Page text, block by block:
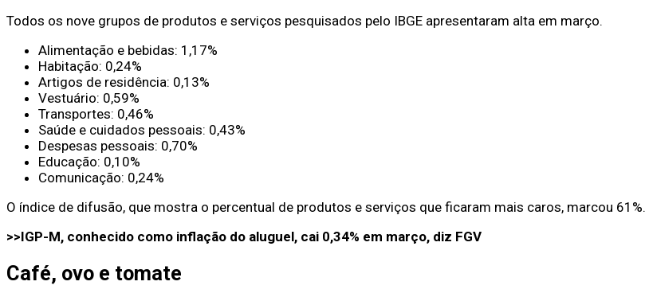
Todos os nove grupos de produtos e serviços pesquisados pelo IBGE apresentaram alta em março.
Alimentação e bebidas: 1,17%
Habitação: 0,24%
Artigos de residência: 0,13%
Vestuário: 0,59%
Transportes: 0,46%
Saúde e cuidados pessoais: 0,43%
Despesas pessoais: 0,70%
Educação: 0,10%
Comunicação: 0,24%
O índice de difusão, que mostra o percentual de produtos e serviços que ficaram mais caros, marcou 61%.
>>IGP-M, conhecido como inflação do aluguel, cai 0,34% em março, diz FGV
Café, ovo e tomate